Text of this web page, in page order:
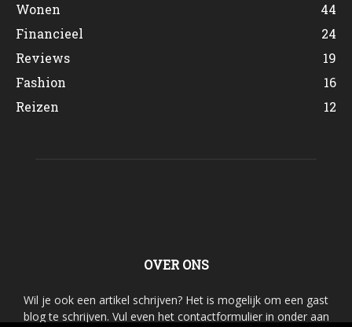
Wonen
44
Financieel
24
Reviews
19
Fashion
16
Reizen
12
OVER ONS
Wil je ook een artikel schrijven? Het is mogelijk om een gast
blog te schrijven. Vul even het contactformulier in onder aan